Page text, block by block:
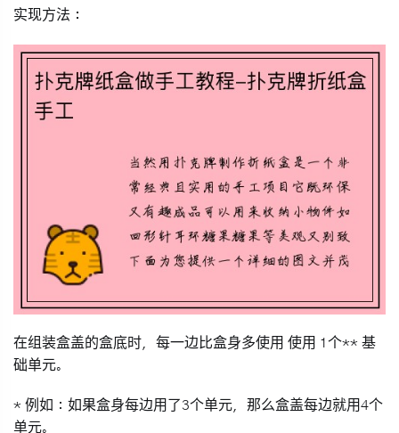
实现方法：
在组装盒盖的盒底时，每一边比盒身多使用 使用 1个** 基
础单元。
* 例如：如果盒身每边用了3个单元，那么盒盖每边就用4个
单元。